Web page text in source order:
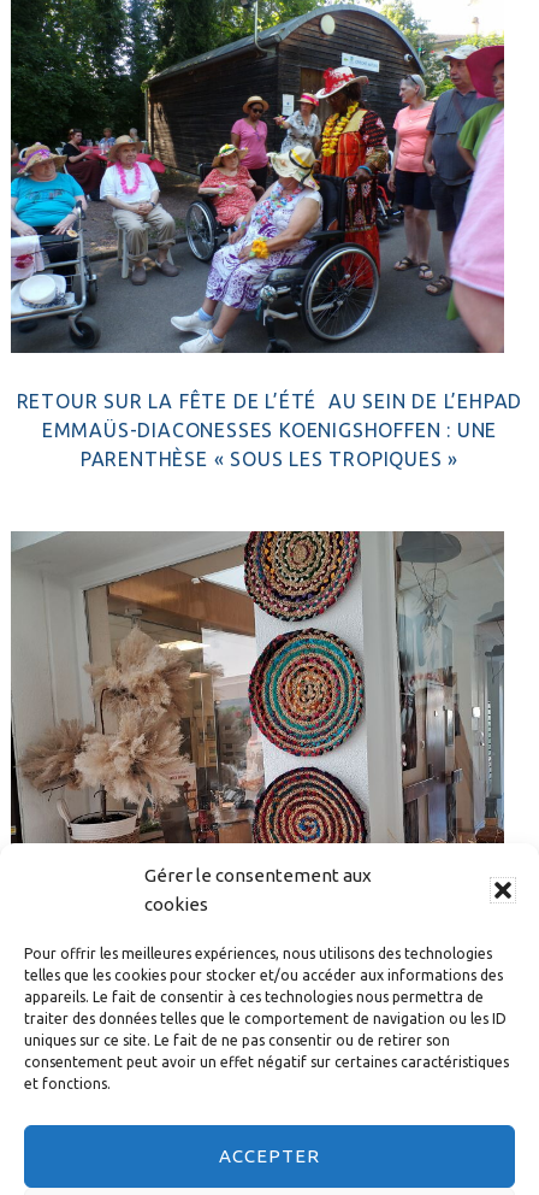
Gérer le consentement aux
cookies
Pour offrir les meilleures expériences, nous utilisons des technologies
telles que les cookies pour stocker et/ou accéder aux informations des
appareils. Le fait de consentir à ces technologies nous permettra de
traiter des données telles que le comportement de navigation ou les ID
uniques sur ce site. Le fait de ne pas consentir ou de retirer son
consentement peut avoir un effet négatif sur certaines caractéristiques
et fonctions.
ACCEPTER
RETOUR SUR LA FÊTE DE L’ÉTÉ AU SEIN DE L’EHPAD
EMMAÜS-DIACONESSES KOENIGSHOFFEN : UNE
PARENTHÈSE « SOUS LES TROPIQUES »
FÊTE DE L’ÉTÉ 2026 : L’EHPAD BETHLEHEM PREND LA
ROUTE DE L’OUEST
ce